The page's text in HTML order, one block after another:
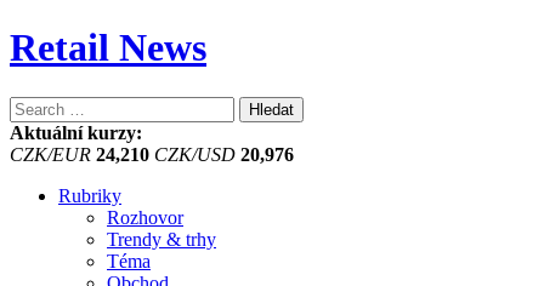
Retail News
Vyhledávání
Aktuální kurzy:
CZK/EUR 24,210 CZK/USD 20,976
Rubriky
Rozhovor
Trendy & trhy
Téma